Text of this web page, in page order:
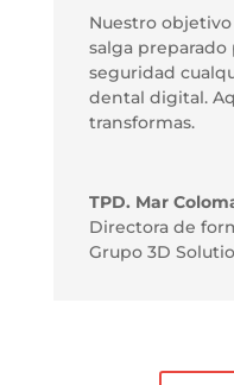
Nuestro
salga preparado
seguridad
dental digital.
transformas.
TPD. Mar
Directora de
Grupo 3D